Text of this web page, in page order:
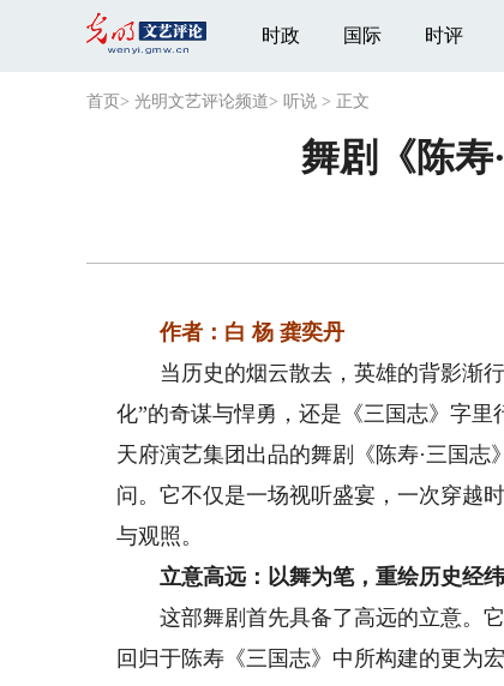
时政 国际 时评
首页 > 光明文艺评论频道> 听说 > 正文
舞剧《陈寿
作者：白 杨 龚奕丹
当历史的烟云散去，英雄的背影渐行
化”的奇谋与悍勇，还是《三国志》字
天府演艺集团出品的舞剧《陈寿·三国
问。它不仅是一场视听盛宴，一次穿越
与观照。
立意高远：以舞为笔，重绘历史经
这部舞剧首先具备了高远的立意。它
回归于陈寿《三国志》中所构建的更为